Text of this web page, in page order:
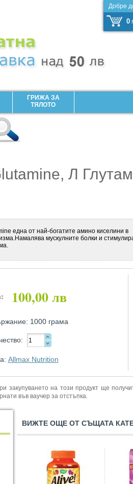
Добре
0
ГРИЖА ЗА
ТЯЛОТО
Л
една от най-богатите амино киселини в
мускулните болки и
100,00 лв
1000 грама
Allmax Nutrition
закупуването на този продукт ще
във ваучер за отстъпка.
ВИЖТЕ ОЩЕ ОТ СЪЩАТА